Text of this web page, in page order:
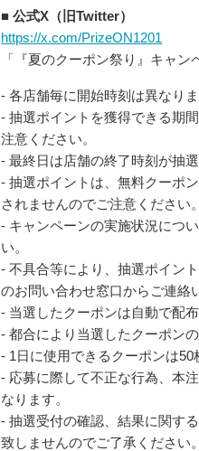
■ 公式X（旧Twitter）
https://x.com/PrizeON1201
「『夏のクーポン祭り』キャン
- 各店舗毎に開始時刻は異なりま
- 抽選ポイントを獲得できる期
注意ください。
- 最終日は店舗の終了時刻が抽
- 抽選ポイントは、無料クーポ
されませんのでご注意ください。
- キャンペーンの実施状況につ
い。
- 不具合等により、抽選ポイン
のお問い合わせ窓口からご連絡
- 当選したクーポンは自動で配
- 都合により当選したクーポン
- 1日に使用できるクーポンは50
- 応募に際して不正な行為、本
なります。
- 抽選受付の確認、結果に関す
致しませんのでご了承ください。